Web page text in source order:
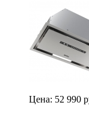
Цена: 52 990